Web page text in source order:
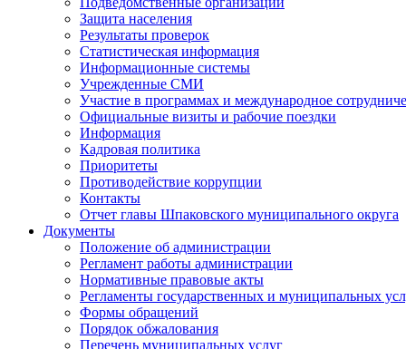
Защита населения
Результаты проверок
Статистическая информация
Информационные системы
Учрежденные СМИ
Участие в программах и международное
Официальные визиты и рабочие поездки
Информация
Кадровая политика
Приоритеты
Противодействие коррупции
Контакты
Отчет главы Шпаковского муниципального округа
Документы
Положение об администрации
Регламент работы администрации
Нормативные правовые акты
Регламенты государственных и муниципальных
Формы обращений
Порядок обжалования
Перечень муниципальных услуг